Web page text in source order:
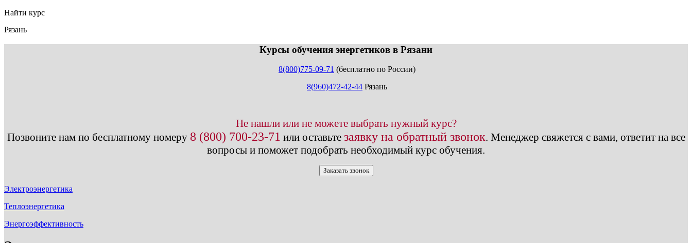
Найти курс
Рязань
Курсы обучения энергетиков в Рязани
8(800)775-09-71 (бесплатно по России)
8(960)472-42-44 Рязань
Не нашли или не можете выбрать нужный курс?
Позвоните нам по бесплатному номеру 8 (800) 700-23-71 или оставьте заявку на обратный звонок. Менеджер свяжется с вами, ответит на все
вопросы и поможет подобрать необходимый курс обучения.
Заказать звонок
Электроэнергетика
Теплоэнергетика
Энергоэффективность